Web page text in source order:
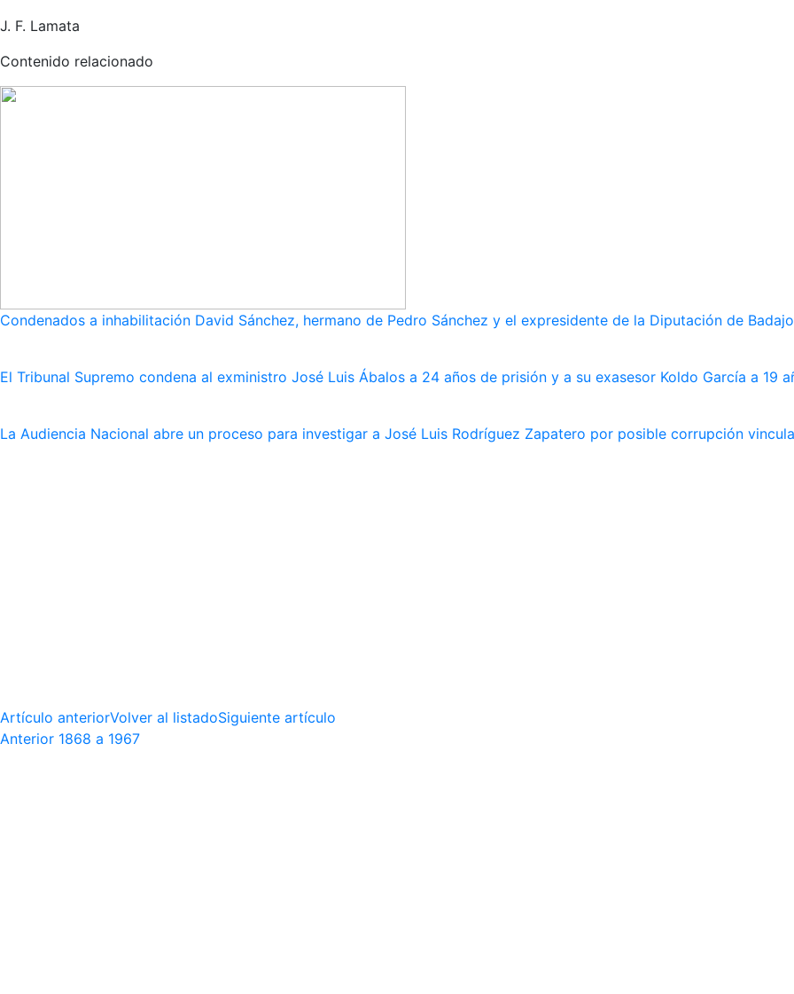
J. F. Lamata
Contenido relacionado
Condenados a inhabilitación David Sánchez, hermano de Pedro Sánchez y el expresidente de la Diputación de
El Tribunal Supremo condena al exministro José Luis Ábalos a 24 años de prisión y a su exasesor Koldo García a 19
La Audiencia Nacional abre un proceso para investigar a José Luis Rodríguez Zapatero por posible corrupción
Artículo anteriorVolver al listadoSiguiente artículo
Anterior 1868 a 1967